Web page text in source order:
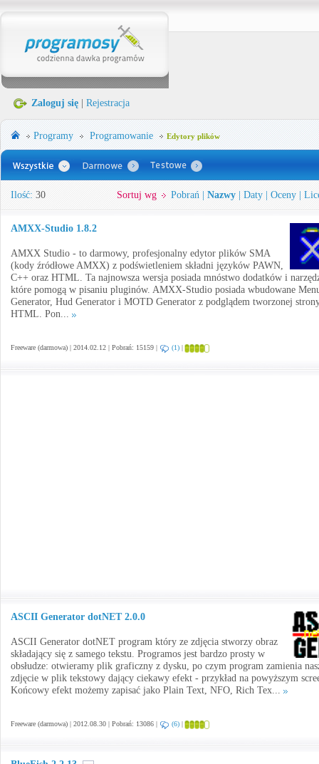
Zaloguj się Rejestracja
Programy Programowanie Edytory plików
Ilość: 30 Sortuj wg Pobrań Nazwy Daty Oceny
AMXX-Studio 1.8.2
AMXX Studio - to darmowy, profesjonalny edytor plików SMA
(kody źródłowe AMXX) z podświetleniem składni języków PAWN,
C++ oraz HTML. Ta najnowsza wersja posiada mnóstwo dodatków i
które pomogą w pisaniu pluginów. AMXX-Studio posiada wbudowane
Generator, Hud Generator i MOTD Generator z podglądem tworzonej
HTML. Pon...
Freeware (darmowa) | 2014.02.12 | Pobrań: 15159 | (1) |
ASCII Generator dotNET 2.0.0
ASCII Generator dotNET program który ze zdjęcia stworzy obraz
składający się z samego tekstu. Programos jest bardzo prosty w
obsłudze: otwieramy plik graficzny z dysku, po czym program zamienia
zdjęcie w plik tekstowy dający ciekawy efekt - przykład na powyższym
Końcowy efekt możemy zapisać jako Plain Text, NFO, Rich Tex...
Freeware (darmowa) | 2012.08.30 | Pobrań: 13086 | (6) |